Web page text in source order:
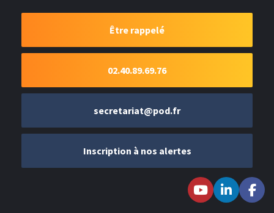
Être rappelé
02.40.89.69.76
secretariat@pod.fr
Inscription à nos alertes